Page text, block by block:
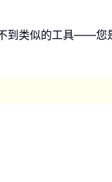
到类似的工具——您